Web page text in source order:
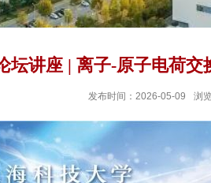
坛讲座 | 离子-原子电荷
发布时间：2026-05-09 浏